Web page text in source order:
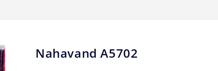
Nahavand A5702